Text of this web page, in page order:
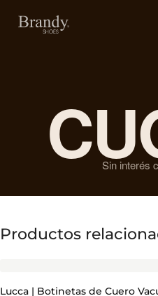
Sin interés
Productos
Lucca | Botinetas de Cuero